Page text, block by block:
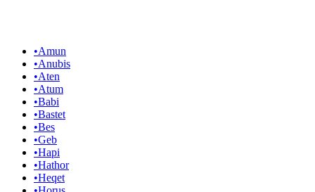
•Amun
•Anubis
•Aten
•Atum
•Babi
•Bastet
•Bes
•Geb
•Hapi
•Hathor
•Heqet